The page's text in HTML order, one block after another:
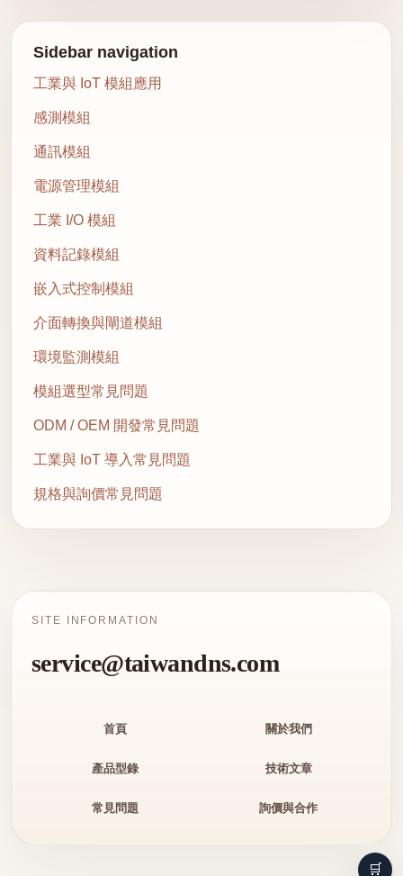
Sidebar navigation
工業與 IoT 模組應用
感測模組
通訊模組
電源管理模組
工業 I/O 模組
資料記錄模組
嵌入式控制模組
介面轉換與閘道模組
環境監測模組
模組選型常見問題
ODM / OEM 開發常見問題
工業與 IoT 導入常見問題
規格與詢價常見問題
SITE INFORMATION
service@taiwandns.com
首頁 關於我們
產品型錄 技術文章
常見問題 詢價與合作
🛒